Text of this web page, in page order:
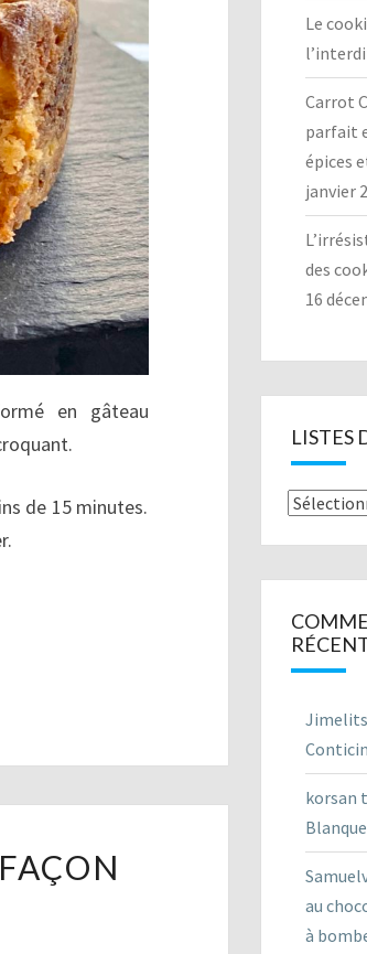
en gâteau
de 15 minutes.
Le
Carrot
parfait
épices
janvier
des
16
LISTES
Listes
Jimelits
korsan
au
à